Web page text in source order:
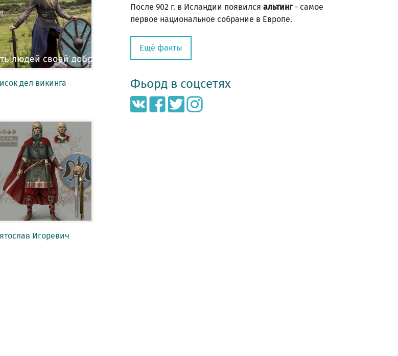
дел викинга
Игоревич
После 902 г. в Исландии появился альтинг- самое
первое национальное собрание в Европе.
Ещё факты
Фьорд в соцсетях